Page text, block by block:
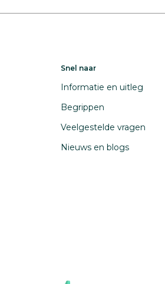
Snel naar
Informatie en uitleg
Begrippen
Veelgestelde vragen
Nieuws en blogs